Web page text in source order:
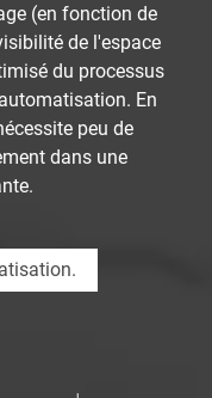
(en fonction de
de l'espace
du processus
En
peu de
dans une